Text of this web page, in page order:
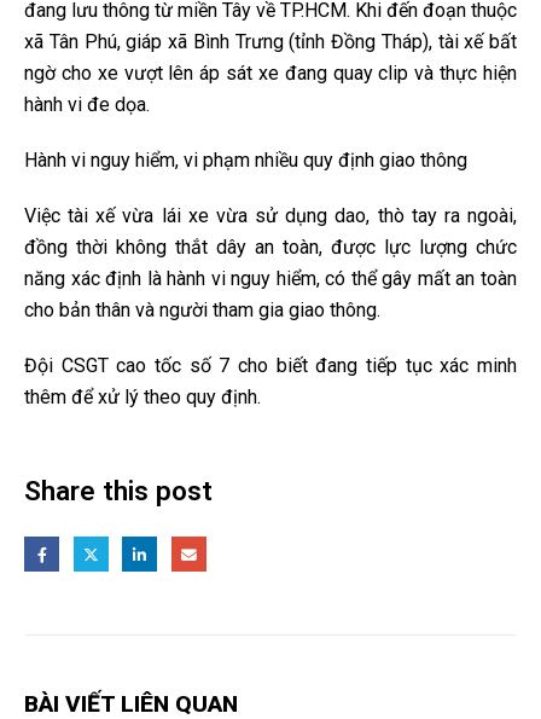
đang lưu thông từ miền Tây về TP.HCM. Khi đến đoạn thuộc
xã Tân Phú, giáp xã Bình Trưng (tỉnh Đồng Tháp), tài xế bất
ngờ cho xe vượt lên áp sát xe đang quay clip và thực hiện
hành vi đe dọa.
Hành vi nguy hiểm, vi phạm nhiều quy định giao thông
Việc tài xế vừa lái xe vừa sử dụng dao, thò tay ra ngoài,
đồng thời không thắt dây an toàn, được lực lượng chức
năng xác định là hành vi nguy hiểm, có thể gây mất an toàn
cho bản thân và người tham gia giao thông.
Đội CSGT cao tốc số 7 cho biết đang tiếp tục xác minh
thêm để xử lý theo quy định.
Share this post
BÀI VIẾT LIÊN QUAN